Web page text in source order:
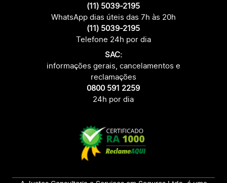
(11) 5039-2195
WhatsApp dias úteis das 7h às 20h
(11) 5039-2195
Telefone 24h por dia
SAC:
informações gerais, cancelamentos e
reclamações
0800 591 2259
24h por dia